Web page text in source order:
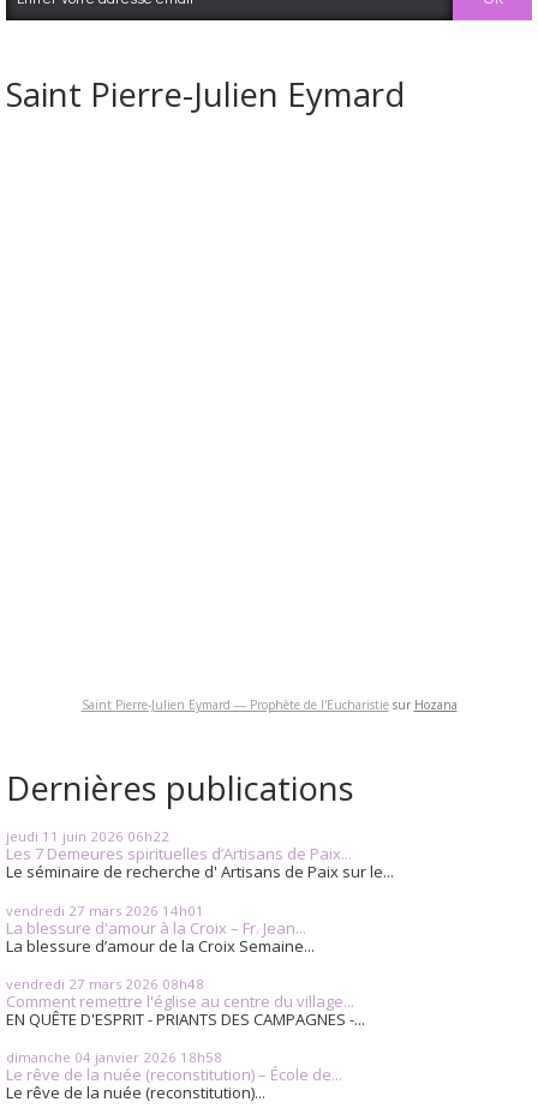
Saint Pierre-Julien Eymard
Saint Pierre-Julien Eymard — Prophète de l'Eucharistiesur Hozana
Dernières publications
jeudi 11 juin 2026 06h22
Les 7 Demeures spirituelles d’Artisans de Paix...
Le séminaire de recherche d' Artisans de Paix sur le...
vendredi 27 mars 2026 14h01
La blessure d'amour à la Croix – Fr. Jean...
La blessure d’amour de la Croix Semaine...
vendredi 27 mars 2026 08h48
Comment remettre l'église au centre du village...
EN QUÊTE D'ESPRIT - PRIANTS DES CAMPAGNES -...
dimanche 04 janvier 2026 18h58
Le rêve de la nuée (reconstitution) – École de...
Le rêve de la nuée (reconstitution)...